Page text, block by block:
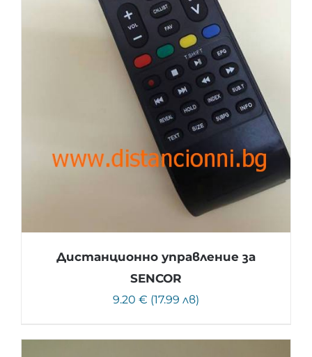
Дистанционно управление за
SENCOR
9.20 € (17.99 лв)